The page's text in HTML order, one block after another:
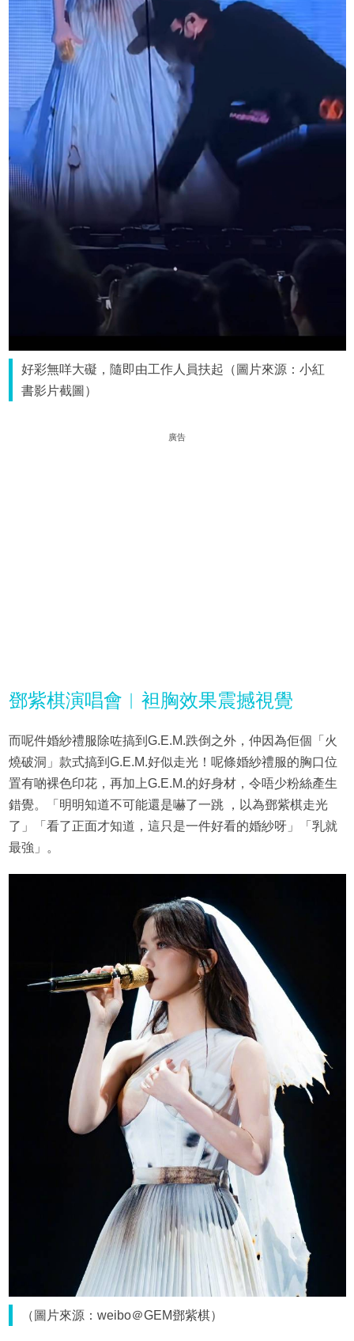
好彩無咩大礙，隨即由工作人員扶起（圖片來源：小紅
書影片截圖）
廣告
鄧紫棋演唱會︳袒胸效果震撼視覺
而呢件婚紗禮服除咗搞到G.E.M.跌倒之外，仲因為佢個「火
燒破洞」款式搞到G.E.M.好似走光！呢條婚紗禮服的胸口位
置有啲裸色印花，再加上G.E.M.的好身材，令唔少粉絲產生
錯覺。「明明知道不可能還是嚇了一跳 ，以為鄧紫棋走光
了」「看了正面才知道，這只是一件好看的婚紗呀」「乳就
最強」。
（圖片來源：weibo＠GEM鄧紫棋）